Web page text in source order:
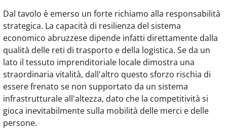
Dal tavolo è emerso un forte richiamo alla responsabilità
strategica. La capacità di resilienza del sistema
economico abruzzese dipende infatti direttamente dalla
qualità delle reti di trasporto e della logistica. Se da un
lato il tessuto imprenditoriale locale dimostra una
straordinaria vitalità, dall'altro questo sforzo rischia di
essere frenato se non supportato da un sistema
infrastrutturale all'altezza, dato che la competitività si
gioca inevitabilmente sulla mobilità delle merci e delle
persone.